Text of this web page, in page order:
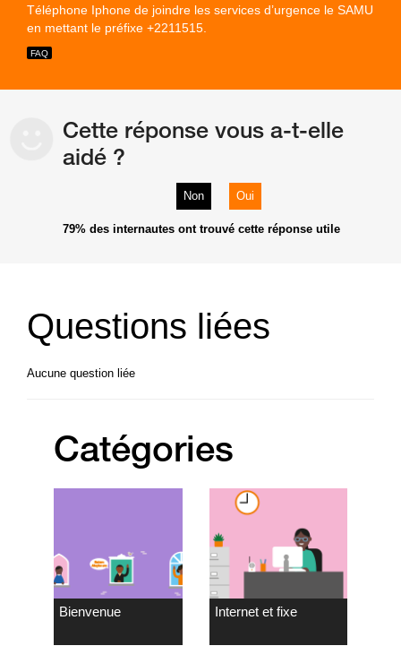
Téléphone Iphone de joindre les services d’urgence le SAMU
en mettant le préfixe +2211515.
Cette réponse vous a-t-elle
aidé ?
Non Oui
79% des internautes ont trouvé cette réponse utile
Questions liées
Aucune question liée
Catégories
Bienvenue Internet et fixe